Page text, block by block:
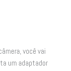
você vai
um adaptador